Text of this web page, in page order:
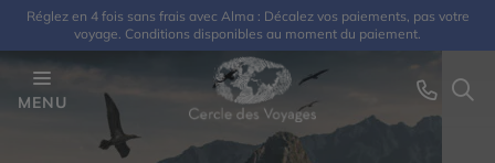
Réglez en 4 fois sans frais avec Alma : Décalez vos paiements, pas votre
voyage. Conditions disponibles au moment du paiement.
MENU